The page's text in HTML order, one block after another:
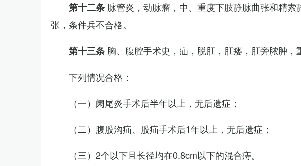
第十二条 脉管炎，动脉瘤，中、重度下肢静脉曲张和精
张，条件兵不合格。
第十三条 胸、腹腔手术史，疝，脱肛，肛瘘，肛旁脓肿，
下列情况合格：
（一）阑尾炎手术后半年以上，无后遗症；
（二）腹股沟疝、股疝手术后1年以上，无后遗症；
（三）2个以下且长径均在0.8cm以下的混合痔。